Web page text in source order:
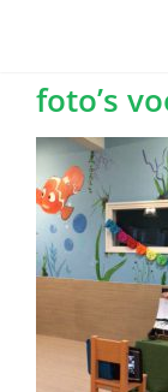
inhoud
foto’s